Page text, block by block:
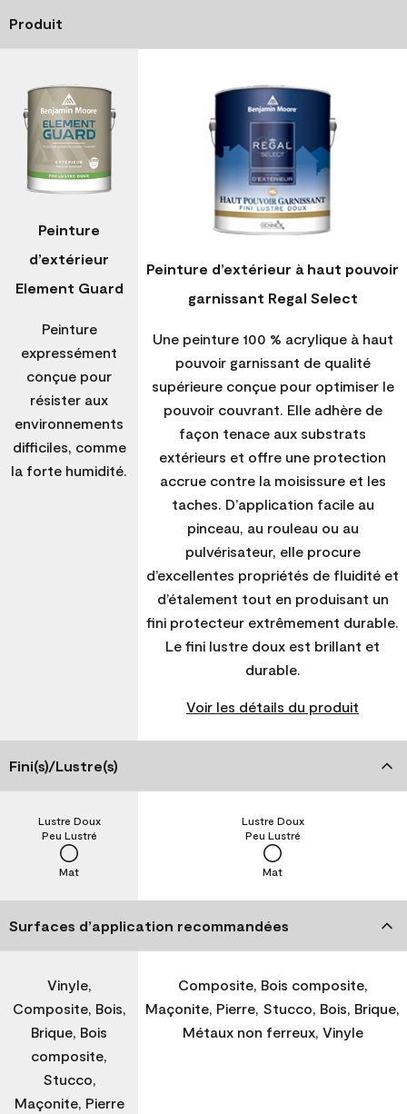
Produit
Peinture
d’extérieur
Element Guard
Peinture
expressément
conçue pour
résister aux
environnements
difficiles, comme
la forte humidité.
Peinture d’extérieur à haut pouvoir
garnissant Regal Select
Une peinture 100 % acrylique à haut
pouvoir garnissant de qualité
supérieure conçue pour optimiser le
pouvoir couvrant. Elle adhère de
façon tenace aux substrats
extérieurs et offre une protection
accrue contre la moisissure et les
taches. D’application facile au
pinceau, au rouleau ou au
pulvérisateur, elle procure
d’excellentes propriétés de fluidité et
d’étalement tout en produisant un
fini protecteur extrêmement durable.
Le fini lustre doux est brillant et
durable.
Voir les détails du produit
Fini(s)/Lustre(s)
Mat
Peu Lustré
Lustre Doux
Mat
Peu Lustré
Lustre Doux
Surfaces d’application recommandées
Vinyle,
Composite, Bois,
Brique, Bois
composite,
Stucco,
Maçonite, Pierre
Composite, Bois composite,
Maçonite, Pierre, Stucco, Bois, Brique,
Métaux non ferreux, Vinyle